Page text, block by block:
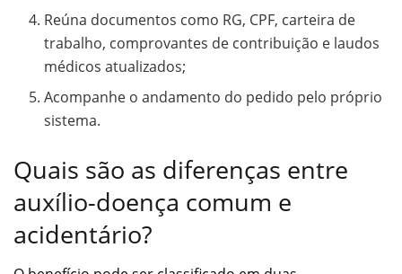
Reúna documentos como RG, CPF, carteira de
trabalho, comprovantes de contribuição e laudos
médicos atualizados;
Acompanhe o andamento do pedido pelo próprio
sistema.
Quais são as diferenças entre
auxílio-doença comum e
acidentário?